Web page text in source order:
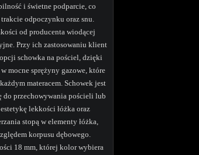
i świetne podparcie, co
odpoczynku oraz snu.
od producenta wiodącej
Przy ich zastosowaniu klient
schowka na pościel, dzięki
mocne sprężyny gazowe, które
materacem. Schowek jest
do przechowywania pościeli lub
lekkości łóżka oraz
stopą w elementy łóżka,
korpusu dębowego.
18 mm, której kolor wybiera